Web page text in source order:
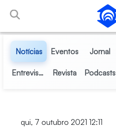
Pular para o Conteúdo principal
Notícias Eventos Jornal
Entrevistas Revista Podcasts
qui, 7 outubro 2021 12:11